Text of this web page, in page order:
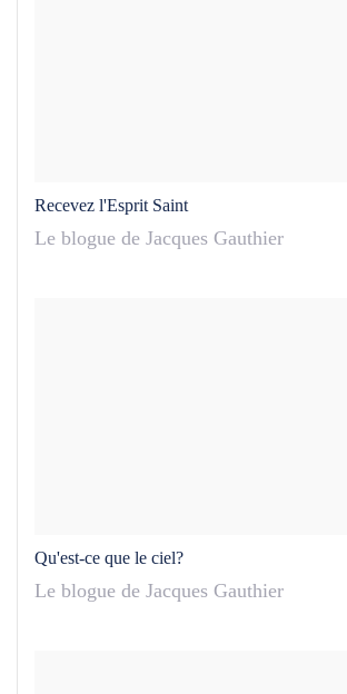
Recevez l'Esprit Saint
Le blogue de Jacques Gauthier
Qu'est-ce que le ciel?
Le blogue de Jacques Gauthier